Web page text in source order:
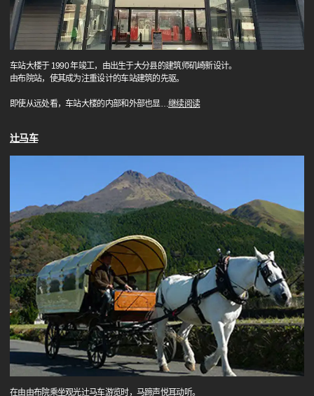
车站大楼于 1990 年竣工，由出生于大分县的建筑师矶崎新设计。
由布院站，使其成为注重设计的车站建筑的先驱。
即使从远处看，车站大楼的内部和外部也显…继续阅读
辻马车
在由由布院乘坐观光辻马车游览时，马蹄声悦耳动听。